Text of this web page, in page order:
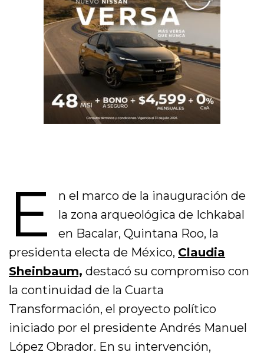
E
n el marco de la inauguración de
la zona arqueológica de Ichkabal
en Bacalar, Quintana Roo, la
presidenta electa de México, Claudia
Sheinbaum, destacó su compromiso con
la continuidad de la Cuarta
Transformación, el proyecto político
iniciado por el presidente Andrés Manuel
López Obrador. En su intervención,